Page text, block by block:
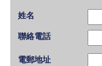
姓名
聯絡電話
電郵地址